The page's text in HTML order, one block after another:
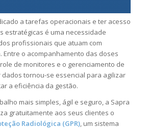
a tarefas operacionais e ter acesso
estratégicas é uma necessidade
profissionais que atuam com
Entre o acompanhamento das doses
de monitores e o gerenciamento de
tornou-se essencial para agilizar
a eficiência da gestão.
mais simples, ágil e seguro, a Sapra
gratuitamente aos seus clientes o
Radiológica (GPR), um sistema